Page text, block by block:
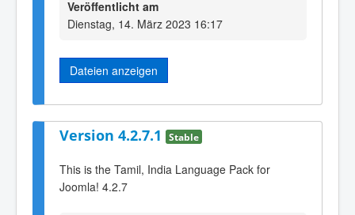
Veröffentlicht am
Dienstag, 14. März 2023 16:17
Dateien anzeigen
Version 4.2.7.1 Stable
This is the Tamil, India Language Pack for
Joomla! 4.2.7